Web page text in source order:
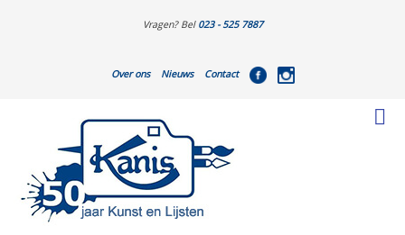
Vragen? Bel 023 - 525 7887
Over ons Nieuws Contact